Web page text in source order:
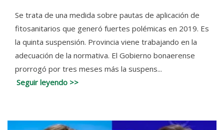
Se trata de una medida sobre pautas de aplicación de
fitosanitarios que generó fuertes polémicas en 2019. Es
la quinta suspensión. Provincia viene trabajando en la
adecuación de la normativa. El Gobierno bonaerense
prorrogó por tres meses más la suspens...
Seguir leyendo >>